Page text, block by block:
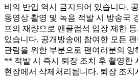
비의 반입 역시 금지되어 있습니다.
동영상 촬영 및 녹음 적발 시 방송국
프의 재량으로 팬클럽석 입장 제한
있습니다. 공개방송에 참여한 모든
관람을 위한 부분으로 팬여러분의
** 적발 시 즉시 퇴장 조치 후 촬영한
현장에서 삭제처리됩니다. 퇴장 조치